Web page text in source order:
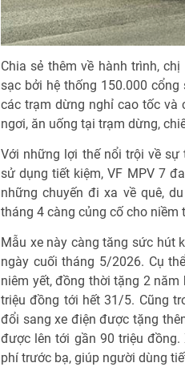
Chia sẻ thêm về hành trình,
sạc bởi hệ thống 150.000
các trạm dừng nghỉ cao tốc và
ngơi, ăn uống tại trạm dừng,
Với những lợi thế nổi trội về
sử dụng tiết kiệm, VF MPV 7
những chuyến đi xa về quê,
tháng 4 càng củng cố cho niềm
Mẫu xe này càng tăng sức hút
ngày cuối tháng 5/2026. Cụ
niêm yết, đồng thời tặng 2
triệu đồng tới hết 31/5. Cũng
đổi sang xe điện được tặng
được lên tới gần 90 triệu
phí trước bạ, giúp người dùng